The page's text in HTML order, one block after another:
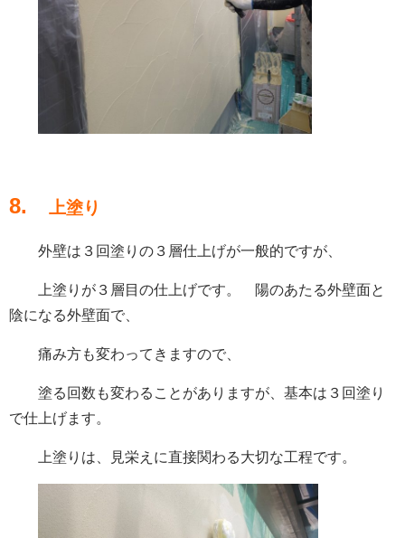
8. 上塗り
外壁は３回塗りの３層仕上げが一般的ですが、
上塗りが３層目の仕上げです。 陽のあたる外壁面と
陰になる外壁面で、
痛み方も変わってきますので、
塗る回数も変わることがありますが、基本は３回塗り
で仕上げます。
上塗りは、見栄えに直接関わる大切な工程です。